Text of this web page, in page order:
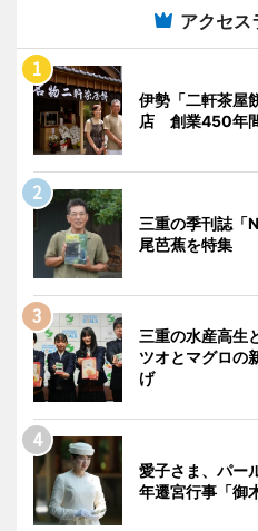
アクセス
伊勢「二軒茶屋
店 創業450年
三重の季刊誌
尾芭蕉を特集
三重の水産高生
ツオとマグロ
げ
愛子さま、パー
年遷宮行事「御